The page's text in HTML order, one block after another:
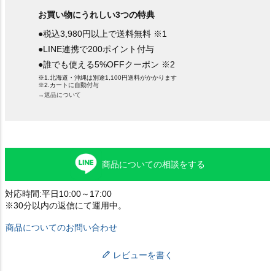
お買い物にうれしい3つの特典
●税込3,980円以上で送料無料 ※1
●LINE連携で200ポイント付与
●誰でも使える5%OFFクーポン ※2
※1.北海道・沖縄は別途1,100円送料がかかります
※2.カートに自動付与
→返品について
商品についての相談をする
対応時間:平日10:00～17:00
※30分以内の返信にて運用中。
商品についてのお問い合わせ
レビューを書く